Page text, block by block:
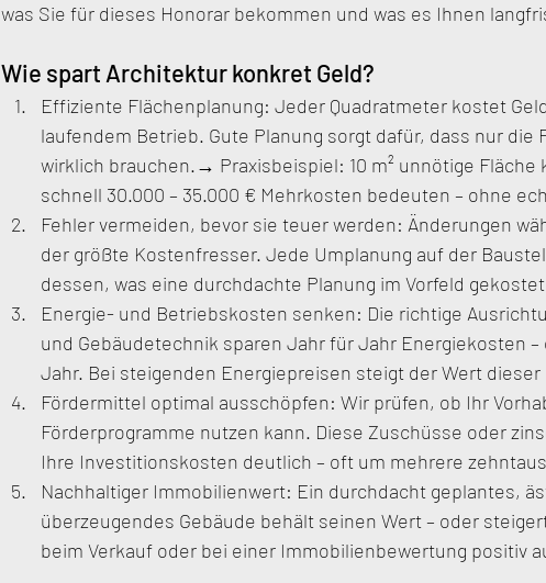
was Sie für dieses Honorar bekommen und was es Ihnen
Wie spart Architektur konkret Geld?
Effiziente Flächenplanung: Jeder Quadratmeter kostet
laufendem Betrieb. Gute Planung sorgt dafür, dass nur die
wirklich brauchen.→ Praxisbeispiel: 10 m² unnötige Fläche
schnell 30.000 – 35.000 € Mehrkosten bedeuten – ohne
Fehler vermeiden, bevor sie teuer werden: Änderungen
der größte Kostenfresser. Jede Umplanung auf der
dessen, was eine durchdachte Planung im Vorfeld
Energie- und Betriebskosten senken: Die richtige
und Gebäudetechnik sparen Jahr für Jahr Energiekosten
Jahr. Bei steigenden Energiepreisen steigt der Wert dieser
Fördermittel optimal ausschöpfen: Wir prüfen, ob Ihr
Förderprogramme nutzen kann. Diese Zuschüsse oder
Ihre Investitionskosten deutlich – oft um mehrere
Nachhaltiger Immobilienwert: Ein durchdacht geplantes,
überzeugendes Gebäude behält seinen Wert – oder
beim Verkauf oder bei einer Immobilienbewertung positiv